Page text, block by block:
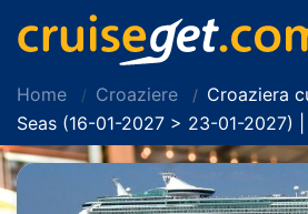
Home Croaziere
Croaziera
Seas (16-01-2027 > 23-01-2027)